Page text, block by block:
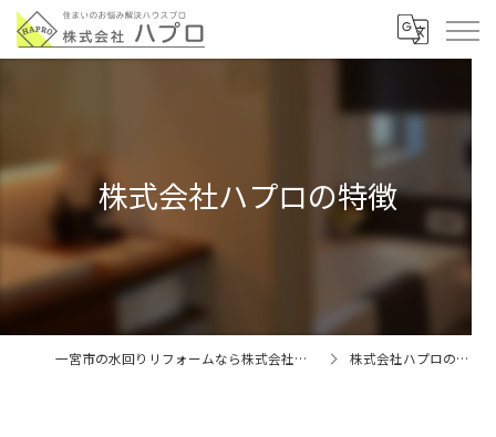
株式会社ハプロの特徴
一宮市の水回りリフォームなら株式会社ハプロ 株式会社ハプロの特徴